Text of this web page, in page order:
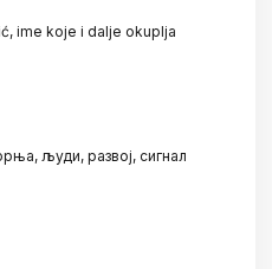
ime koje i dalje okuplja
људи, развој, сигнал